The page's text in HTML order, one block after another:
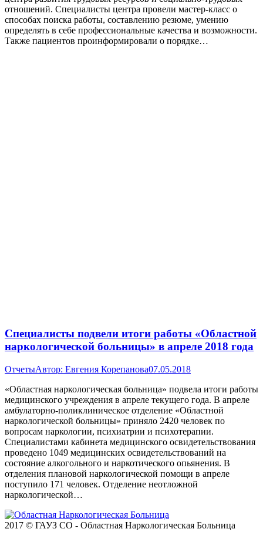
отношений. Специалисты центра провели мастер-класс о
способах поиска работы, составлению резюме, умению
определять в себе профессиональные качества и возможности.
Также пациентов проинформировали о порядке…
Специалисты подвели итоги работы «Областной
наркологической больницы» в апреле 2018 года
ОтчетыАвтор: Евгения Корепанова07.05.2018
«Областная наркологическая больница» подвела итоги работы
медицинского учреждения в апреле текущего года. В апреле
амбулаторно-поликлиническое отделение «Областной
наркологической больницы» приняло 2420 человек по
вопросам наркологии, психиатрии и психотерапии.
Специалистами кабинета медицинского освидетельствования
проведено 1049 медицинских освидетельствований на
состояние алкогольного и наркотического опьянения. В
отделения плановой наркологической помощи в апреле
поступило 171 человек. Отделение неотложной
наркологической…
2017 © ГАУЗ СО - Областная Наркологическая Больница